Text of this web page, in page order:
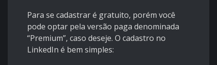
Para se cadastrar é gratuito, porém você
pode optar pela versão paga denominada
“Premium”, caso deseje. O cadastro no
LinkedIn é bem simples: